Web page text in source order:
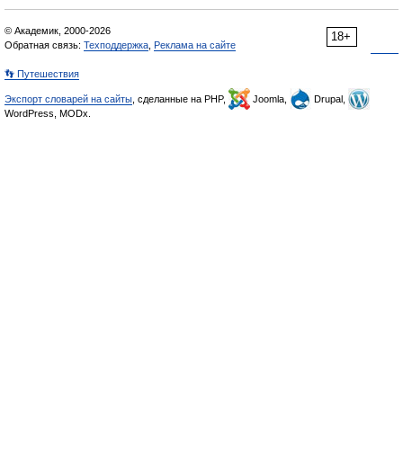
18+
© Академик, 2000-2026
Обратная связь: Техподдержка Реклама на сайте
👣 Путешествия
Экспорт словарей на сайты , сделанные на PHP, Joomla,
Drupal,
WordPress, MODx.